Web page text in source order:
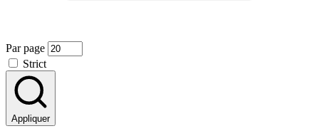
Par page
Strict
Appliquer